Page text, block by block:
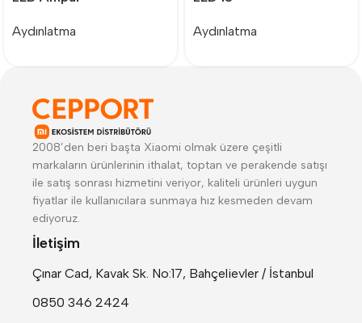
Aydınlatma Aydınlatma
2008’den beri başta Xiaomi olmak üzere çeşitli
markaların ürünlerinin ithalat, toptan ve perakende satışı
ile satış sonrası hizmetini veriyor, kaliteli ürünleri uygun
fiyatlar ile kullanıcılara sunmaya hız kesmeden devam
ediyoruz.
İletişim
Çınar Cad, Kavak Sk. No:17, Bahçelievler / İstanbul
0850 346 2424